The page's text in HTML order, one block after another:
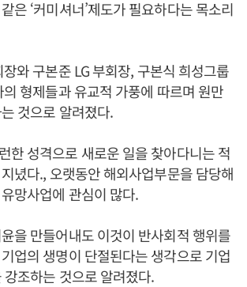
은 ‘커미셔너’제도가 필요하다는 목소리
와 구본준 LG 부회장, 구본식 희성그룹
형제들과 유교적 가풍에 따르며 원만
것으로 알려졌다.
한 성격으로 새로운 일을 찾아다니는 적
녔다., 오랫동안 해외사업부문을 담당해
망사업에 관심이 많다.
을 만들어내도 이것이 반사회적 행위를
업의 생명이 단절된다는 생각으로 기업
조하는 것으로 알려졌다.